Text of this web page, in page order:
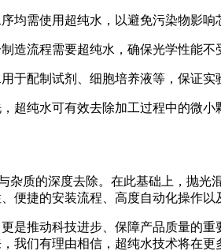
需使用超纯水，以避免污染物影响
流程需要超纯水，确保光学性能不
配制试剂、细胞培养液等，保证实
纯水可有效去除加工过程中的微小
的深度去除。在此基础上，抛光
便捷的安装流程、高度自动化操作以
推动科技进步、保障产品质量的重
我们有理由相信，超纯水技术将在